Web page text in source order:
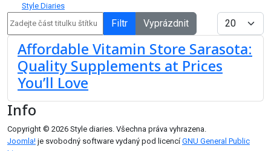
Style Diaries
Filtr Vyprázdnit
Počet
Affordable Vitamin Store Sarasota:
Quality Supplements at Prices
You’ll Love
Info
Copyright © 2026 Style diaries. Všechna práva vyhrazena.
Joomla! je svobodný software vydaný pod licencí GNU General Public